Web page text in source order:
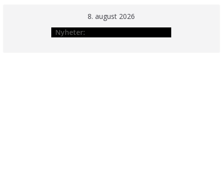
8. august 2026
Nyheter: